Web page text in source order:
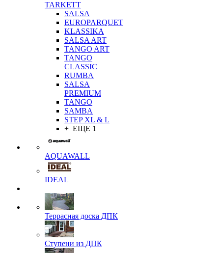
TARKETT
SALSA
EUROPARQUET
KLASSIKA
SALSA ART
TANGO ART
TANGO
CLASSIC
RUMBA
SALSA
PREMIUM
TANGO
SAMBA
STEP XL & L
+ ЕЩЕ 1
AQUAWALL
IDEAL
Террасная доска ДПК
Ступени из ДПК